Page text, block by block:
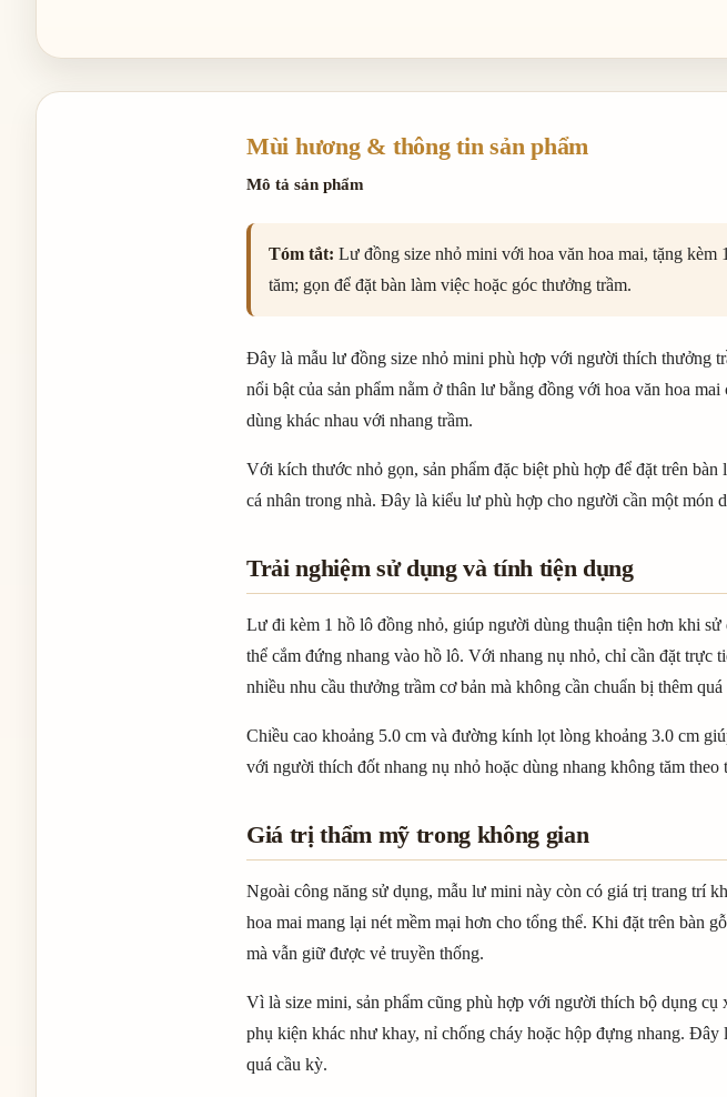
Mùi hương & thông tin sản phẩm
Mô tả sản phẩm
Tóm tắt: Lư đồng size nhỏ mini với hoa văn hoa mai, tặng
tăm; gọn để đặt bàn làm việc hoặc góc thưởng trầm.
Đây là mẫu lư đồng size nhỏ mini phù hợp với người thích thưởng
nổi bật của sản phẩm nằm ở thân lư bằng đồng với hoa văn hoa
dùng khác nhau với nhang trầm.
Với kích thước nhỏ gọn, sản phẩm đặc biệt phù hợp để đặt trên
cá nhân trong nhà. Đây là kiểu lư phù hợp cho người cần một món
Trải nghiệm sử dụng và tính tiện dụng
Lư đi kèm 1 hồ lô đồng nhỏ, giúp người dùng thuận tiện hơn khi
thể cắm đứng nhang vào hồ lô. Với nhang nụ nhỏ, chỉ cần đặt trực
nhiều nhu cầu thưởng trầm cơ bản mà không cần chuẩn bị thêm
Chiều cao khoảng 5.0 cm và đường kính lọt lòng khoảng 3.0 cm
với người thích đốt nhang nụ nhỏ hoặc dùng nhang không tăm
Giá trị thẩm mỹ trong không gian
Ngoài công năng sử dụng, mẫu lư mini này còn có giá trị trang trí
hoa mai mang lại nét mềm mại hơn cho tổng thể. Khi đặt trên bàn
mà vẫn giữ được vẻ truyền thống.
Vì là size mini, sản phẩm cũng phù hợp với người thích bộ dụng
phụ kiện khác như khay, nỉ chống cháy hoặc hộp đựng nhang.
quá cầu kỳ.